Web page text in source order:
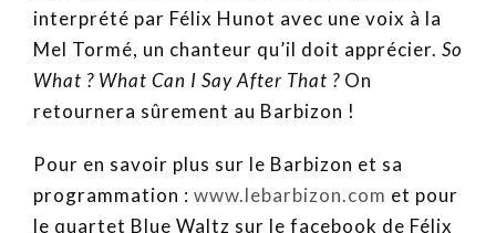
interprété par Félix Hunot avec une voix à la
Mel Tormé, un chanteur qu’il doit apprécier. So
What ? What Can I Say After That ? On
retournera sûrement au Barbizon !
Pour en savoir plus sur le Barbizon et sa
programmation : www.lebarbizon.com et pour
le quartet Blue Waltz sur le facebook de Félix